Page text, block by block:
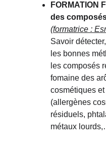
FORMATION
des
(formatrice :
Savoir
les bonnes
les composés
fomaine des
cosmétiques
(allergènes
résiduels,
métaux